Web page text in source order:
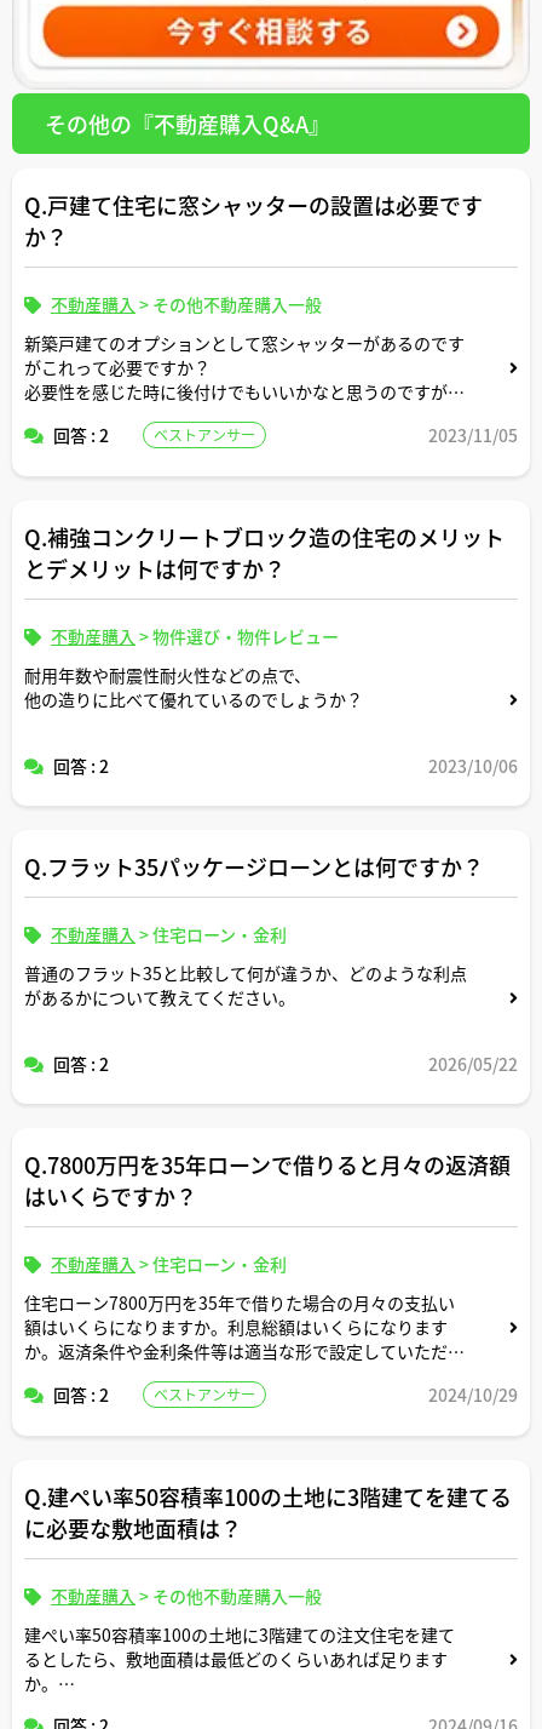
その他の『不動産購入Q&A』
Q.戸建て住宅に窓シャッターの設置は必要です
か？
不動産購入 > その他不動産購入一般
新築戸建てのオプションとして窓シャッターがあるのです
がこれって必要ですか？
必要性を感じた時に後付けでもいいかなと思うのですが、
回答 : 2 ベストアンサー 2023/11/05
Q.補強コンクリートブロック造の住宅のメリット
とデメリットは何ですか？
不動産購入 >物件選び・物件レビュー
耐用年数や耐震性耐火性などの点で、
他の造りに比べて優れているのでしょうか？
回答 : 2 2023/10/06
Q.フラット35パッケージローンとは何ですか？
不動産購入 >住宅ローン・金利
普通のフラット35と比較して何が違うか、どのような利点
があるかについて教えてください。
回答 : 2 2026/05/22
Q.7800万円を35年ローンで借りると月々の返済額
はいくらですか？
不動産購入 >住宅ローン・金利
住宅ローン7800万円を35年で借りた場合の月々の支払い
額はいくらになりますか。利息総額はいくらになります
か。返済条件や金利条件等は適当な形で設定していただい
ミュレーションを記載いただけると助かります。よろしく
回答 : 2 ベストアンサー 2024/10/29
Q.建ぺい率50容積率100の土地に3階建てを建てる
に必要な敷地面積は？
不動産購入 > その他不動産購入一般
建ぺい率50容積率100の土地に3階建ての注文住宅を建て
るとしたら、敷地面積は最低どのくらいあれば足ります
か。